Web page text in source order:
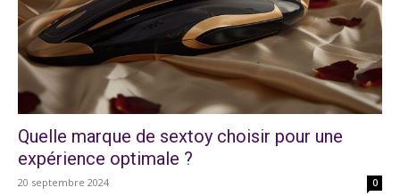
Quelle marque de sextoy choisir pour une
expérience optimale ?
20 septembre 2024 0